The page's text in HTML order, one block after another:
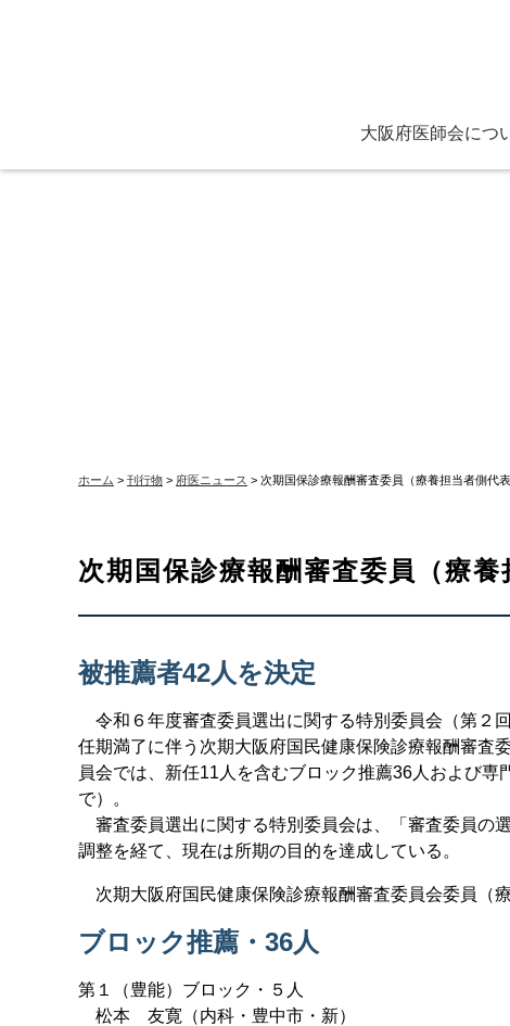
大阪府医師会につ
ホーム > 刊行物 > 府医ニュース > 次期国保診療報酬審査委員（療養担当者側代表
次期国保診療報酬審査委員（療養
被推薦者42人を決定
令和６年度審査委員選出に関する特別委員会（第２
任期満了に伴う次期大阪府国民健康保険診療報酬審査
員会では、新任11人を含むブロック推薦36人および
で）。
審査委員選出に関する特別委員会は、「審査委員の
調整を経て、現在は所期の目的を達成している。
次期大阪府国民健康保険診療報酬審査委員会委員（
ブロック推薦・36人
第１（豊能）ブロック・５人
松本 友寛（内科・豊中市・新）